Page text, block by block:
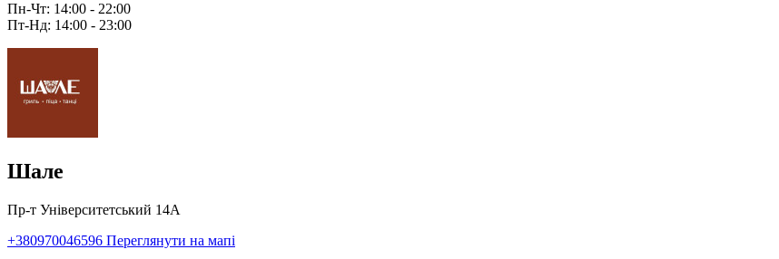
Пн-Чт: 14:00 - 22:00
Пт-Нд: 14:00 - 23:00
Шале
Пр-т Університетський 14А
+380970046596 Переглянути на мапі